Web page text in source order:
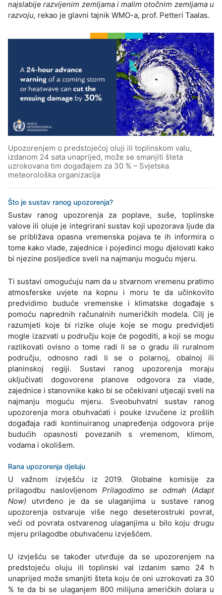
najslabije razvijenim zemljama i malim otočnim zemljama u
razvoju, rekao je glavni tajnik WMO-a, prof. Petteri Taalas.
Upozorenjem o predstojećoj oluji ili toplinskom valu,
izdanom 24 sata unaprijed, može se smanjiti šteta
uzrokovana tim događajem za 30 % – Svjetska
meteorološka organizacija
Što je sustav ranog upozorenja?
Sustav ranog upozorenja za poplave, suše, toplinske
valove ili oluje je integrirani sustav koji upozorava ljude da
se približava opasna vremenska pojava te ih informira o
tome kako vlade, zajednice i pojedinci mogu djelovati kako
bi njezine posljedice sveli na najmanju moguću mjeru.
Ti sustavi omogućuju nam da u stvarnom vremenu pratimo
atmosferske uvjete na kopnu i moru te da učinkovito
predvidimo buduće vremenske i klimatske događaje s
pomoću naprednih računalnih numeričkih modela. Cilj je
razumjeti koje bi rizike oluje koje se mogu predvidjeti
mogle izazvati u području koje će pogoditi, a koji se mogu
razlikovati ovisno o tome radi li se o gradu ili ruralnom
području, odnosno radi li se o polarnoj, obalnoj ili
planinskoj regiji. Sustavi ranog upozorenja moraju
uključivati dogovorene planove odgovora za vlade,
zajednice i stanovnike kako bi se očekivani utjecaji sveli na
najmanju moguću mjeru. Sveobuhvatni sustav ranog
upozorenja mora obuhvaćati i pouke izvučene iz prošlih
događaja radi kontinuiranog unapređenja odgovora prije
budućih opasnosti povezanih s vremenom, klimom,
vodama i okolišem.
Rana upozorenja djeluju
U važnom izvješću iz 2019. Globalne komisije za
prilagodbu naslovljenom Prilagodimo se odmah (Adapt
Now) utvrđeno je da se ulaganjima u sustave ranog
upozorenja ostvaruje više nego deseterostruki povrat,
veći od povrata ostvarenog ulaganjima u bilo koju drugu
mjeru prilagodbe obuhvaćenu izvješćem.
U izvješću se također utvrđuje da se upozorenjem na
predstojeću oluju ili toplinski val izdanim samo 24 h
unaprijed može smanjiti šteta koju će oni uzrokovati za 30
% te da bi se ulaganjem 800 milijuna američkih dolara u